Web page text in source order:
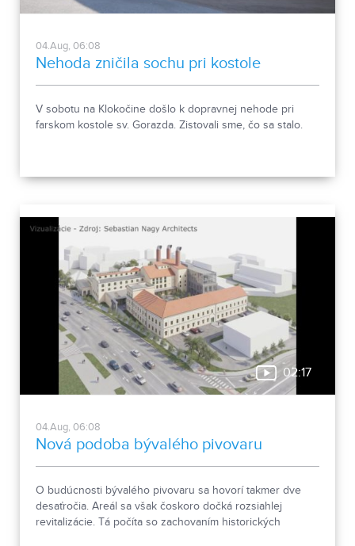
04.Aug, 06:08
Nehoda zničila sochu pri kostole
V sobotu na Klokočine došlo k dopravnej nehode pri
farskom kostole sv. Gorazda. Zistovali sme, čo sa stalo.
02:17
04.Aug, 06:08
Nová podoba bývalého pivovaru
O budúcnosti bývalého pivovaru sa hovorí takmer dve
desaťročia. Areál sa však čoskoro dočká rozsiahlej
revitalizácie. Tá počíta so zachovaním historických